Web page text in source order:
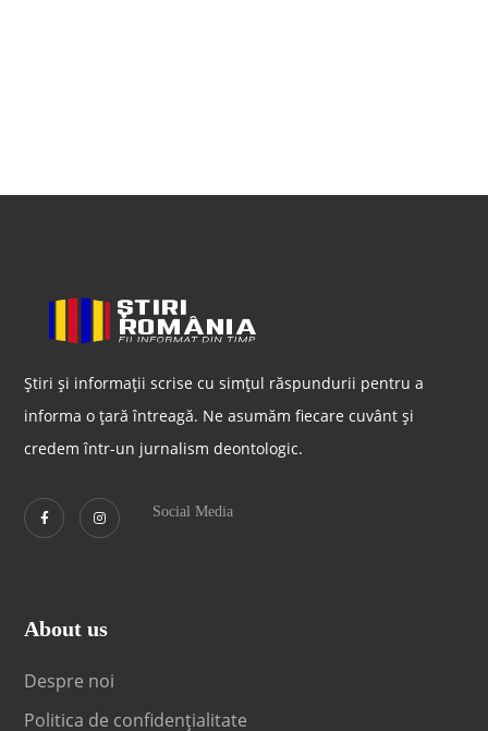
Știri și informații scrise cu simțul răspundurii pentru a
informa o țară întreagă. Ne asumăm fiecare cuvânt și
credem într-un jurnalism deontologic.
Social Media
About us
Despre noi
Politica de confidențialitate